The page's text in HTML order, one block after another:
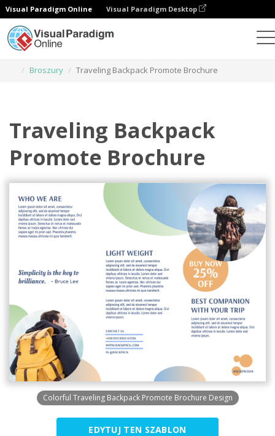
Visual Paradigm Online Visual Paradigm Desktop
Broszury
Traveling Backpack Promote Brochure
Traveling Backpack
Promote Brochure
Colorful Traveling Backpack Promote Brochure Design
EDYTUJ TEN SZABLON